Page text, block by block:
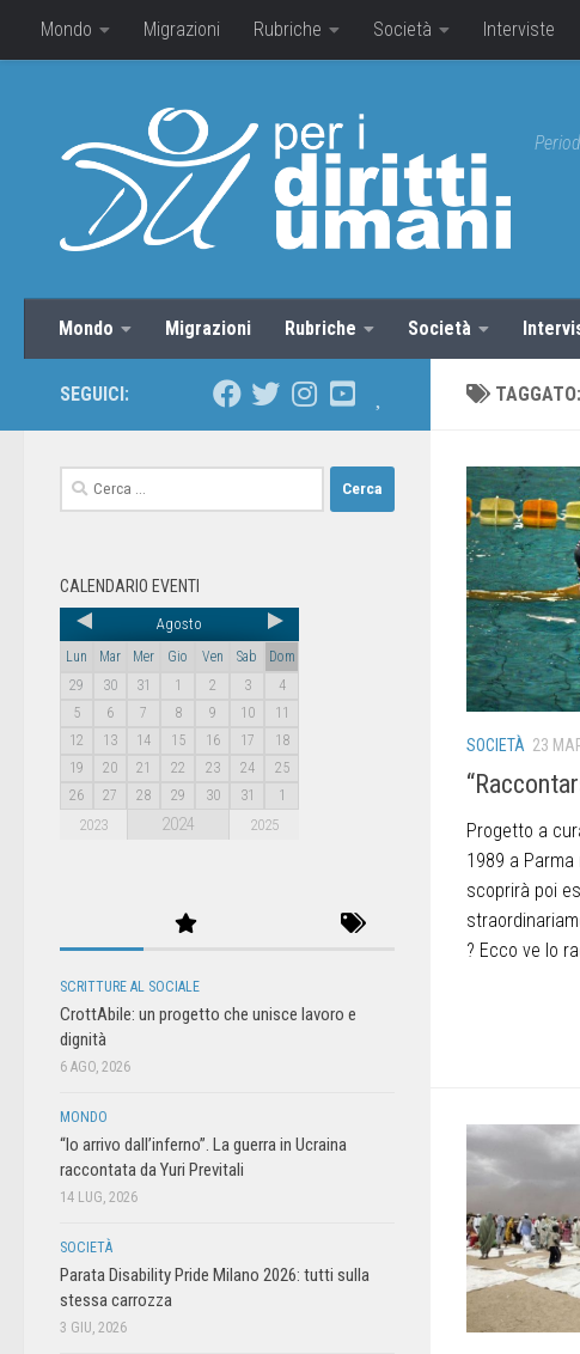
Mondo Migrazioni Rubriche Società Interviste
Mondo Migrazioni Rubriche Società
TAGGATO:
SOCIETÀ 23
Progetto a
1989 a
scoprirà poi
? Ecco ve lo
SEGUICI:
CALENDARIO EVENTI
Agosto
Lun Mar Mer Gio Ven Sab
Dom
29
30 31 1 2 3
4
5
6 7 8 9 10
11
12
13 14 15 16 17
18
19
20 21 22 23 24
25
26
27 28 29 30 31 1
2023 2024 2025
SCRITTURE AL SOCIALE
CrottAbile: un progetto che unisce lavoro e
dignità
6 AGO, 2026
MONDO
“Io arrivo dall’inferno”. La guerra in Ucraina
raccontata da Yuri Previtali
14 LUG, 2026
SOCIETÀ
Parata Disability Pride Milano 2026: tutti sulla
stessa carrozza
3 GIU, 2026